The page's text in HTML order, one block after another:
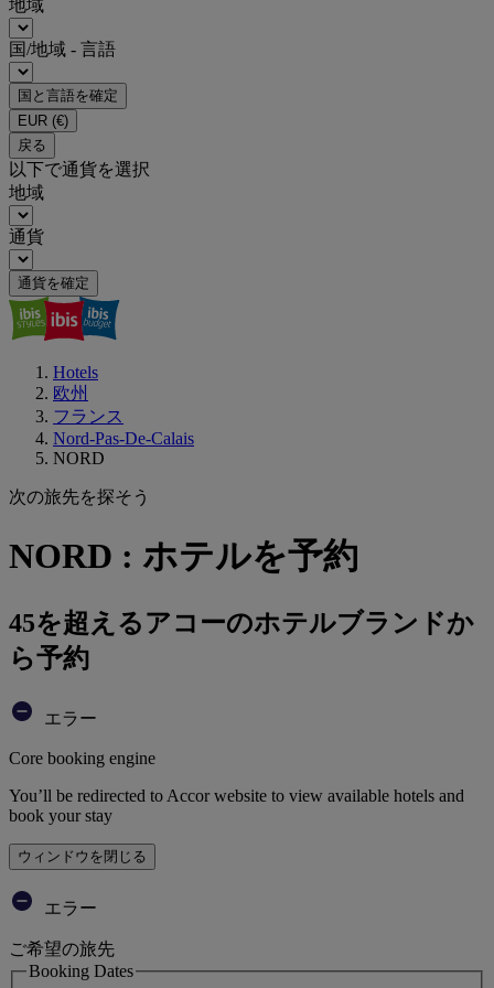
地域
国/地域 - 言語
国と言語を確定
EUR (€)
戻る
以下で通貨を選択
地域
通貨
通貨を確定
Hotels
欧州
フランス
Nord-Pas-De-Calais
NORD
次の旅先を探そう
NORD : ホテルを予約
45を超えるアコーのホテルブランドか
ら予約
エラー
Core booking engine
You’ll be redirected to Accor website to view available hotels and
book your stay
ウィンドウを閉じる
エラー
ご希望の旅先
Booking Dates